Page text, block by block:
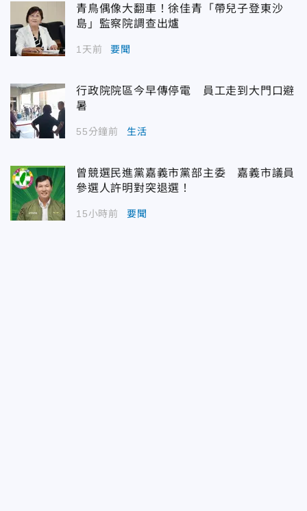
青鳥偶像大翻車！徐佳青「帶兒子登東沙
島」監察院調查出爐
1天前 要聞
行政院院區今早傳停電 員工走到大門口避
暑
55分鐘前 生活
曾競選民進黨嘉義市黨部主委 嘉義市議員
參選人許明對突退選！
15小時前 要聞